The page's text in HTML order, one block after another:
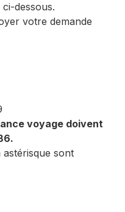
dessous.
votre demande
voyage doivent
astérisque sont